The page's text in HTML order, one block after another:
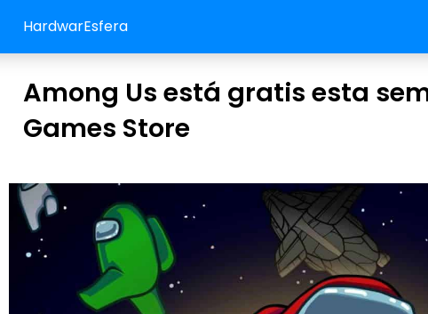
HardwarEsfera
Among Us está gratis esta
Games Store